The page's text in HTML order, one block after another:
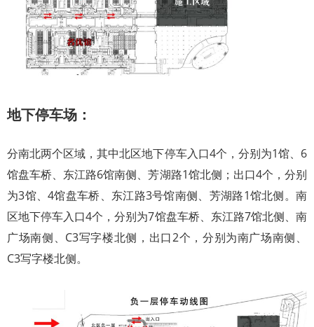
地下停车场：
分南北两个区域，其中北区地下停车入口4个，分别为1馆、6
馆盘车桥、东江路6馆南侧、芳湖路1馆北侧；出口4个，分别
为3馆、4馆盘车桥、东江路3号馆南侧、芳湖路1馆北侧。南
区地下停车入口4个，分别为7馆盘车桥、东江路7馆北侧、南
广场南侧、C3写字楼北侧，出口2个，分别为南广场南侧、
C3写字楼北侧。